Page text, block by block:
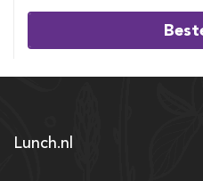
Lunch.nl